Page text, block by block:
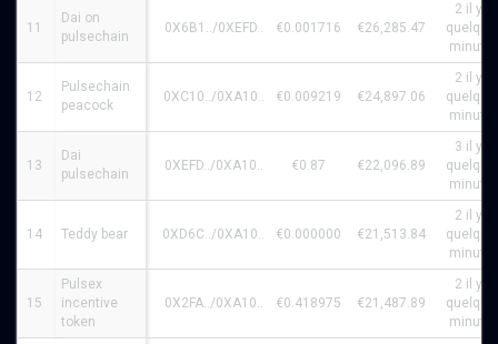
11
Dai on
pulsechain
0X6B1../0XEFD.. €0.001716 €26,285.47
2 il y a
12
Pulsechain
peacock
0XC10../0XA10.. €0.009219 €24,897.06
2 il y a
13
Dai
pulsechain
0XEFD../0XA10.. €0.87 €22,096.89
3 il y a
14 Teddy bear 0XD6C../0XA10.. €0.000000 €21,513.84
2 il y a
15
Pulsex
incentive
token
0X2FA../0XA10.. €0.418975 €21,487.89
2 il y a